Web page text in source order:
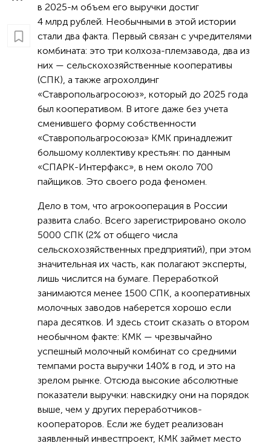
в 2025-м объем его выручки достиг
4 млрд рублей. Необычными в этой истории
стали два факта. Первый связан с учредителями
комбината: это три колхоза-племзавода, два из
них — сельскохозяйственные кооперативы
(СПК), а также агрохолдинг
«Ставропольагросоюз», который до 2025 года
был кооперативом. В итоге даже без учета
сменившего форму собственности
«Ставропольагросоюза» КМК принадлежит
большому коллективу крестьян: по данным
«СПАРК-Интерфакс», в нем около 700
пайщиков. Это своего рода феномен.
Дело в том, что агрокооперация в России
развита слабо. Всего зарегистрировано около
5000 СПК (2% от общего числа
сельскохозяйственных предприятий), при этом
значительная их часть, как полагают эксперты,
лишь числится на бумаге. Переработкой
занимаются менее 1500 СПК, а кооперативных
молочных заводов наберется хорошо если
пара десятков. И здесь стоит сказать о втором
необычном факте: КМК — чрезвычайно
успешный молочный комбинат со средними
темпами роста выручки 140% в год, и это на
зрелом рынке. Отсюда высокие абсолютные
показатели выручки: навскидку они на порядок
выше, чем у других переработчиков-
кооператоров. Если же будет реализован
заявленный инвестпроект, КМК займет место